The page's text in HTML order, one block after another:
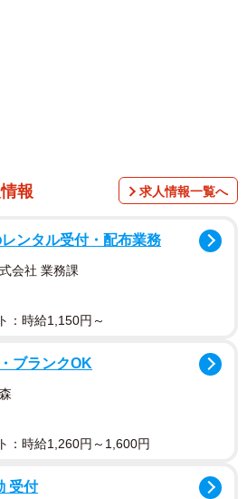
が昭和アイドルだ」「ビートに乗
んの演技力を絶賛する声も。ま
報 求人情報一覧へ
ンタル受付・配布業務
会社 業務課
：時給1,150円～
ブランクOK
：時給1,260円～1,600円
受付